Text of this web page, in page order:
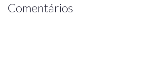
Comentários